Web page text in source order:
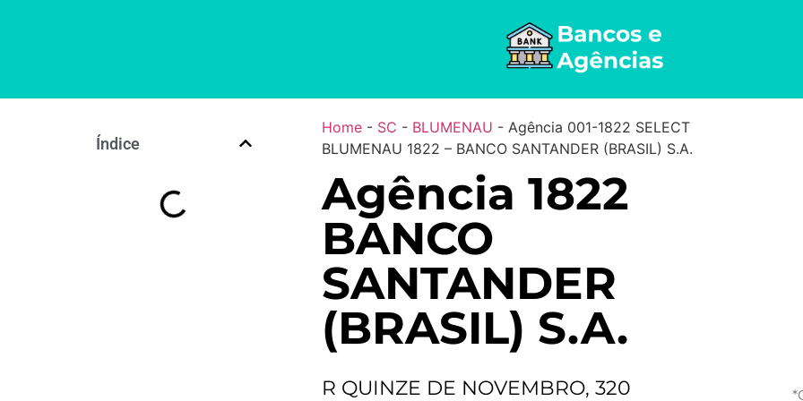
Índice
Home- SC - BLUMENAU - Agência 001-1822 SELECT
BLUMENAU 1822 – BANCO SANTANDER (BRASIL) S.A.
Agência 1822
BANCO
SANTANDER
(BRASIL) S.A.
R QUINZE DE NOVEMBRO, 320